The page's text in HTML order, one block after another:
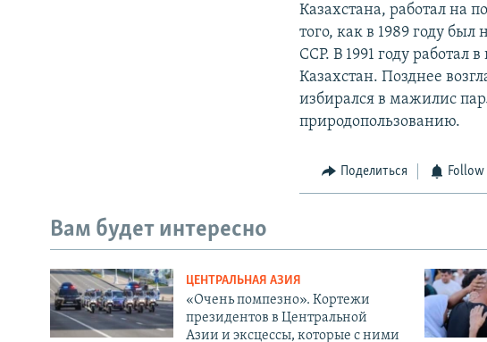
Казахстана, работал на
того, как в 1989 году
ССР. В 1991 году работал
Казахстан. Позднее
избирался в мажилис
природопользованию.
Поделиться Follow
Вам будет интересно
ЦЕНТРАЛЬНАЯ АЗИЯ
«Очень помпезно». Кортежи
президентов в Центральной
Азии и эксцессы, которые с ними